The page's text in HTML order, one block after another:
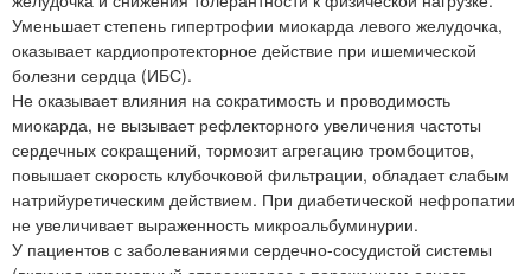
Уменьшает степень гипертрофии миокарда левого желудочка,
оказывает кардиопротекторное действие при ишемической
болезни сердца (ИБС).
Не оказывает влияния на сократимость и проводимость
миокарда, не вызывает рефлекторного увеличения частоты
сердечных сокращений, тормозит агрегацию тромбоцитов,
повышает скорость клубочковой фильтрации, обладает слабым
натрийуретическим действием. При диабетической нефропатии
не увеличивает выраженность микроальбуминурии.
У пациентов с заболеваниями сердечно-сосудистой системы